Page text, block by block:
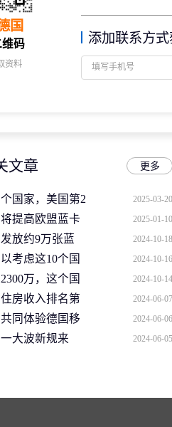
国
码
资料
添加联系方
文章 更多
国家，美国第2
欧洲
2025-03-20
提高欧盟蓝卡
2025-01-10
放约9万张蓝
2024-10-18
考虑这10个国
2024-10-16
万，这个国
2024-10-14
房收入排名第
2024-06-07
同体验德国移
2024-06-06
大波新规来
2024-06-05